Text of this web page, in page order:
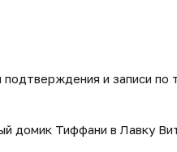
и записи
домик Тиффани в Лавку